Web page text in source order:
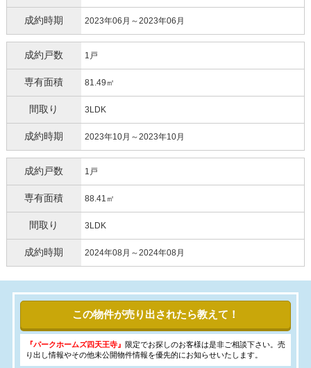
成約時期 2023年06月～2023年06月
成約戸数 1戸
専有面積 81.49㎡
間取り 3LDK
成約時期 2023年10月～2023年10月
成約戸数 1戸
専有面積 88.41㎡
間取り 3LDK
成約時期 2024年08月～2024年08月
この物件が売り出されたら教えて！
『パークホームズ四天王寺』
限定でお探しのお客様は是非ご相談下さい。売
り出し情報やその他未公開物件情報を優先的にお知らせいたします。